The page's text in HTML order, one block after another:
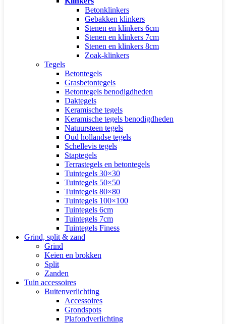
Betonklinkers
Gebakken klinkers
Stenen en klinkers 6cm
Stenen en klinkers 7cm
Stenen en klinkers 8cm
Zoak-klinkers
Tegels
Betontegels
Grasbetontegels
Betontegels benodigdheden
Daktegels
Keramische tegels
Keramische tegels benodigdheden
Natuursteen tegels
Oud hollandse tegels
Schellevis tegels
Staptegels
Terrastegels en betontegels
Tuintegels 30×30
Tuintegels 50×50
Tuintegels 80×80
Tuintegels 100×100
Tuintegels 6cm
Tuintegels 7cm
Tuintegels Finess
Grind, split & zand
Grind
Keien en brokken
Split
Zanden
Tuin accessoires
Buitenverlichting
Accessoires
Grondspots
Plafondverlichting